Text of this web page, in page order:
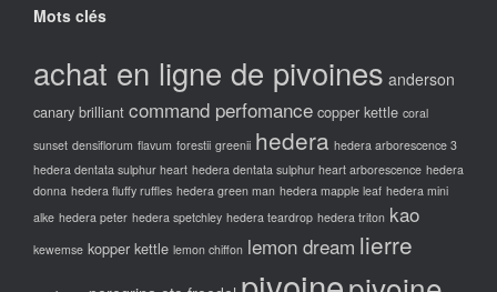
Mots clés
achat en ligne de pivoines anderson
canary brilliant command perfomance copper kettle coral
sunset densiflorum flavum forestii greenii hedera hedera arborescence 3
hedera dentata sulphur heart hedera dentata sulphur heart arborescence hedera
donna hedera fluffy ruffles hedera green man hedera mapple leaf hedera mini
alke hedera peter hedera spetchley hedera teardrop hedera triton kao
kewemse kopper kettle lemon chiffon lemon dream lierre